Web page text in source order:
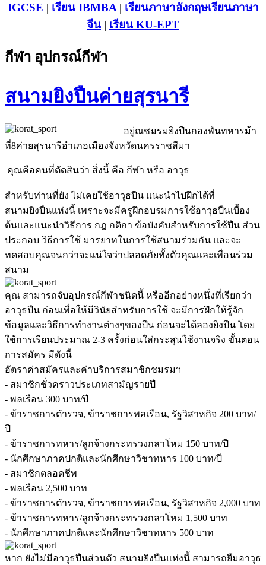
IGCSE | เรียน IBMBA | เรียนภาษาอังกฤษเรียนภาษา
จีน | เรียน KU-EPT
กีฬา อุปกรณ์กีฬา
สนามยิงปืนค่ายสุรนารี
อยู่ณชมรมยิงปืนกองพันทหารม้า
ที่8ค่ายสุรนารีอำเภอเมืองจังหวัดนครราชสีมา
คุณคือคนที่ตัดสินว่า สิ่งนี้ คือ กีฬา หรือ อาวุธ
สำหรับท่านที่ยัง ไม่เคยใช้อาวุธปืน แนะนำไปฝึกได้ที่
สนามยิงปืนแห่งนี้ เพราะจะมีครูฝึกอบรมการใช้อาวุธปืนเบื้อง
ต้นและแนะนำวิธีการ กฎ กติกา ข้อบังคับสำหรับการใช้ปืน ส่วน
ประกอบ วิธีการใช้ มารยาทในการใช้สนามร่วมกัน และจะ
ทดสอบคุณจนกว่าจะแน่ใจว่าปลอดภัยทั้งตัวคุณและเพื่อนร่วม
สนาม
คุณ สามารถจับอุปกรณ์กีฬาชนิดนี้ หรืออีกอย่างหนึ่งที่เรียกว่า
อาวุธปืน ก่อนเพื่อให้มีวินัยสำหรับการใช้ จะมีการฝึกให้รู้จัก
ข้อมูลและวิธีการทำงานต่างๆของปืน ก่อนจะได้ลองยิงปืน โดย
ใช้การเรียนประมาณ 2-3 ครั้งก่อนใส่กระสุนใช้งานจริง ขั้นตอน
การสมัคร มีดังนี้
อัตราค่าสมัครและค่าบริการสมาชิกชมรมฯ
- สมาชิกชั่วคราวประเภทสามัญรายปี
- พลเรือน 300 บาท/ปี
- ข้าราชการตำรวจ, ข้าราชการพลเรือน, รัฐวิสาหกิจ 200 บาท/
ปี
- ข้าราชการทหาร/ลูกจ้างกระทรวงกลาโหม 150 บาท/ปี
- นักศึกษาภาคปกติและนักศึกษาวิชาทหาร 100 บาท/ปี
- สมาชิกตลอดชีพ
- พลเรือน 2,500 บาท
- ข้าราชการตำรวจ, ข้าราชการพลเรือน, รัฐวิสาหกิจ 2,000 บาท
- ข้าราชการทหาร/ลูกจ้างกระทรวงกลาโหม 1,500 บาท
- นักศึกษาภาคปกติและนักศึกษาวิชาทหาร 500 บาท
หาก ยังไม่มีอาวุธปืนส่วนตัว สนามยิงปืนแห่งนี้ สามารถยืมอาวุธ